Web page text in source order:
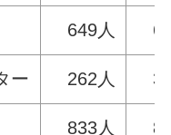
649人
ー 262人
833人